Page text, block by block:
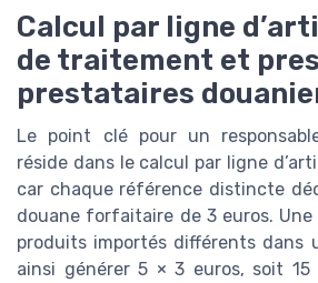
Calcul par ligne
de traitement et
prestataires
Le point clé pour un
réside dans le calcul par ligne
car chaque référence distincte
douane forfaitaire de 3 euros.
produits importés différents dans
ainsi générer 5 × 3 euros, soit